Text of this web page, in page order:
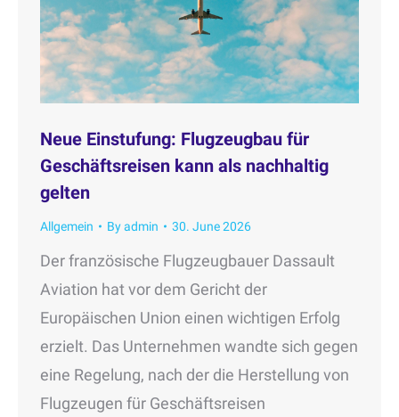
Neue Einstufung: Flugzeugbau für
Geschäftsreisen kann als nachhaltig
gelten
Allgemein Byadmin 30. June 2026
Der französische Flugzeugbauer Dassault
Aviation hat vor dem Gericht der
Europäischen Union einen wichtigen Erfolg
erzielt. Das Unternehmen wandte sich gegen
eine Regelung, nach der die Herstellung von
Flugzeugen für Geschäftsreisen